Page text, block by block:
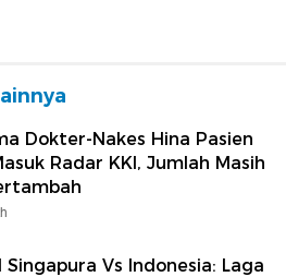
Dokter-Nakes Hina Pasien
Radar KKI, Jumlah Masih
Singapura Vs Indonesia: Laga